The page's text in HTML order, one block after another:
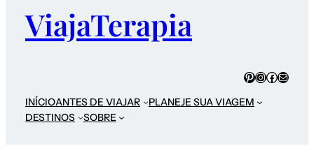
ViajaTerapia
INÍCIOANTES DE VIAJAR
PLANEJE SUA VIAGEM
DESTINOS
SOBRE